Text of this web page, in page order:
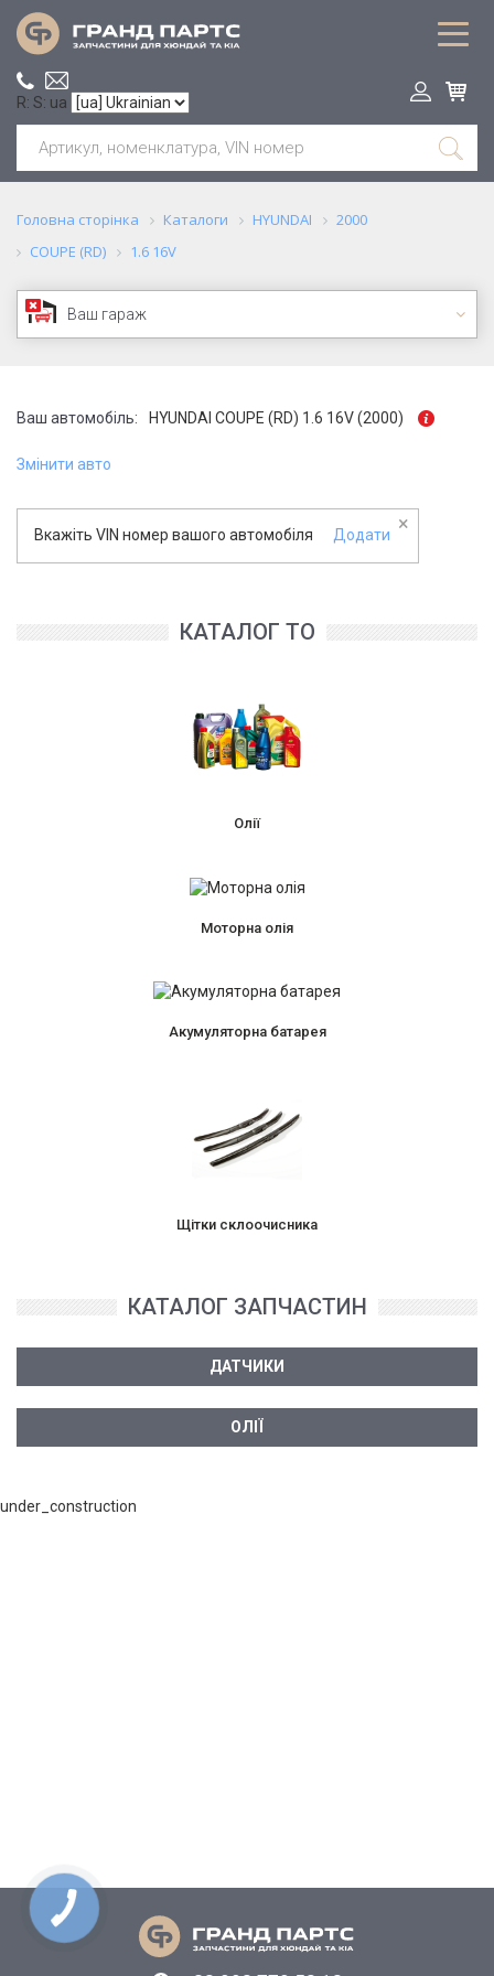
R: S: ua
Головна сторінка Каталоги HYUNDAI
2000
COUPE (RD)
1.6 16V
Ваш гараж
Ваш автомобіль: HYUNDAI COUPE (RD) 1.6 16V (2000)
Змінити авто
Вкажіть VIN номер вашого автомобіля Додати
×
КАТАЛОГ ТО
Олії
Моторна олія
Акумуляторна батарея
Щітки склоочисника
КАТАЛОГ ЗАПЧАСТИН
ДАТЧИКИ
ОЛІЇ
under_construction